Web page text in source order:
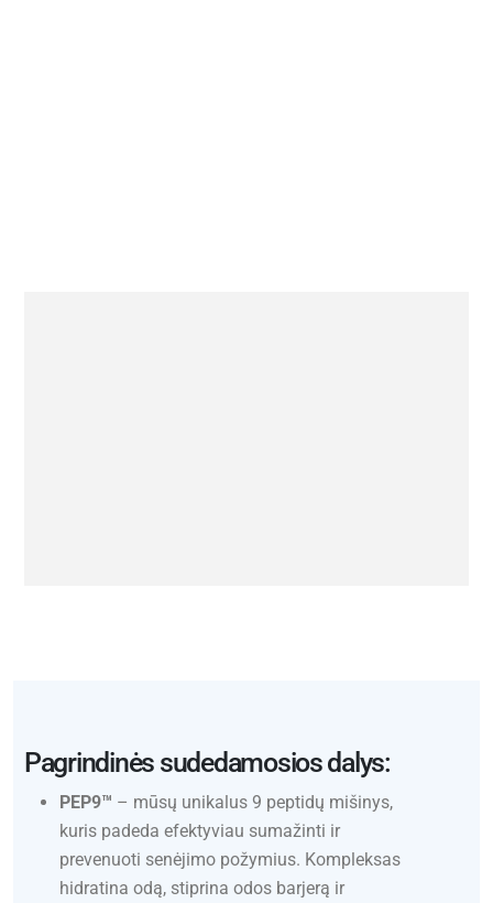
Pagrindinės sudedamosios dalys:
PEP9™ – mūsų unikalus 9 peptidų mišinys,
kuris padeda efektyviau sumažinti ir
prevenuoti senėjimo požymius. Kompleksas
hidratina odą, stiprina odos barjerą ir